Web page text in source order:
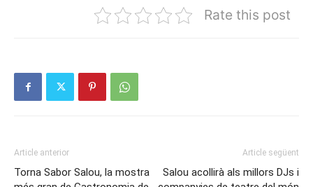
Rate this post
Article anterior
Torna Sabor Salou, la mostra
Article següent
Salou acollirà als millors DJs i